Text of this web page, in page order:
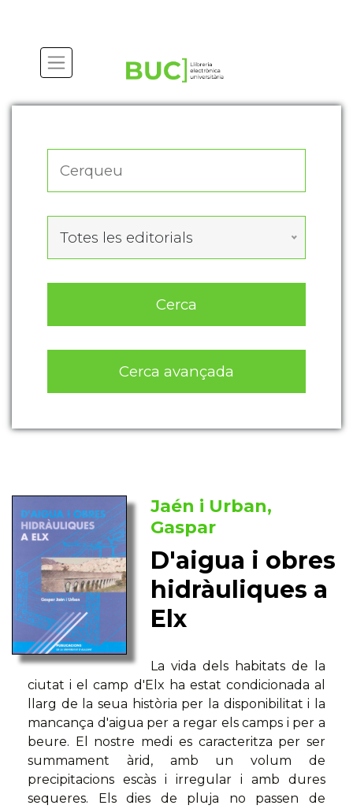
Totes les editorials
Cerca
Cerca avançada
Jaén i Urban,
Gaspar
D'aigua i obres
hidràuliques a
Elx
La vida dels habitats de la
ciutat i el camp d'Elx ha estat condicionada al
llarg de la seua història per la disponibilitat i la
mancança d'aigua per a regar els camps i per a
beure. El nostre medi es caracteritza per ser
summament àrid, amb un volum de
precipitacions escàs i irregular i amb dures
sequeres. Els dies de pluja no passen de